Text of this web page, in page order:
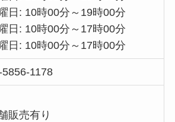
日: 10時00分～19時00分
日: 10時00分～17時00分
日: 10時00分～17時00分
5856-1178
販売有り